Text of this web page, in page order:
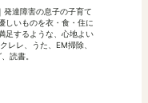
発達障害の息子の子育て
しいものを衣・食・住に
足するような、心地よい
レレ、うた、EM掃除、
読書。